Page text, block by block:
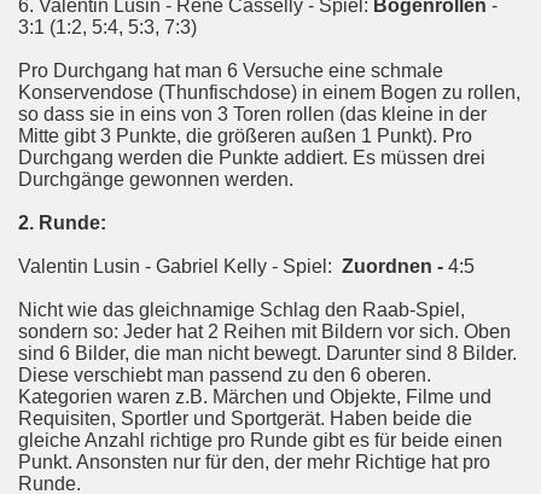
6. Valentin Lusin - René Casselly - Spiel: Bogenrollen -
3:1 (1:2, 5:4, 5:3, 7:3)
Pro Durchgang hat man 6 Versuche eine schmale
Konservendose (Thunfischdose) in einem Bogen zu rollen,
so dass sie in eins von 3 Toren rollen (das kleine in der
Mitte gibt 3 Punkte, die größeren außen 1 Punkt). Pro
Durchgang werden die Punkte addiert. Es müssen drei
Durchgänge gewonnen werden.
2. Runde:
Valentin Lusin - Gabriel Kelly - Spiel: Zuordnen - 4:5
Nicht wie das gleichnamige Schlag den Raab-Spiel,
sondern so: Jeder hat 2 Reihen mit Bildern vor sich. Oben
sind 6 Bilder, die man nicht bewegt. Darunter sind 8 Bilder.
Diese verschiebt man passend zu den 6 oberen.
Kategorien waren z.B. Märchen und Objekte, Filme und
Requisiten, Sportler und Sportgerät. Haben beide die
gleiche Anzahl richtige pro Runde gibt es für beide einen
Punkt. Ansonsten nur für den, der mehr Richtige hat pro
Runde.